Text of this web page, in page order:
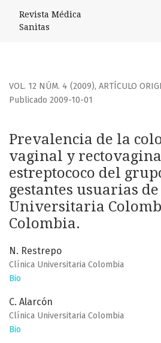
Prevalencia de la colonización
Revista Médica
Sanitas
VOL. 12 NÚM. 4 (2009), ARTÍCULO
Prevalencia de la
vaginal y
estreptococo del
gestantes usuarias
Universitaria
Colombia.
Publicado 2009-10-01
N. Restrepo
Clínica Universitaria Colombia
Bio
C. Alarcón
Clínica Universitaria Colombia
Bio